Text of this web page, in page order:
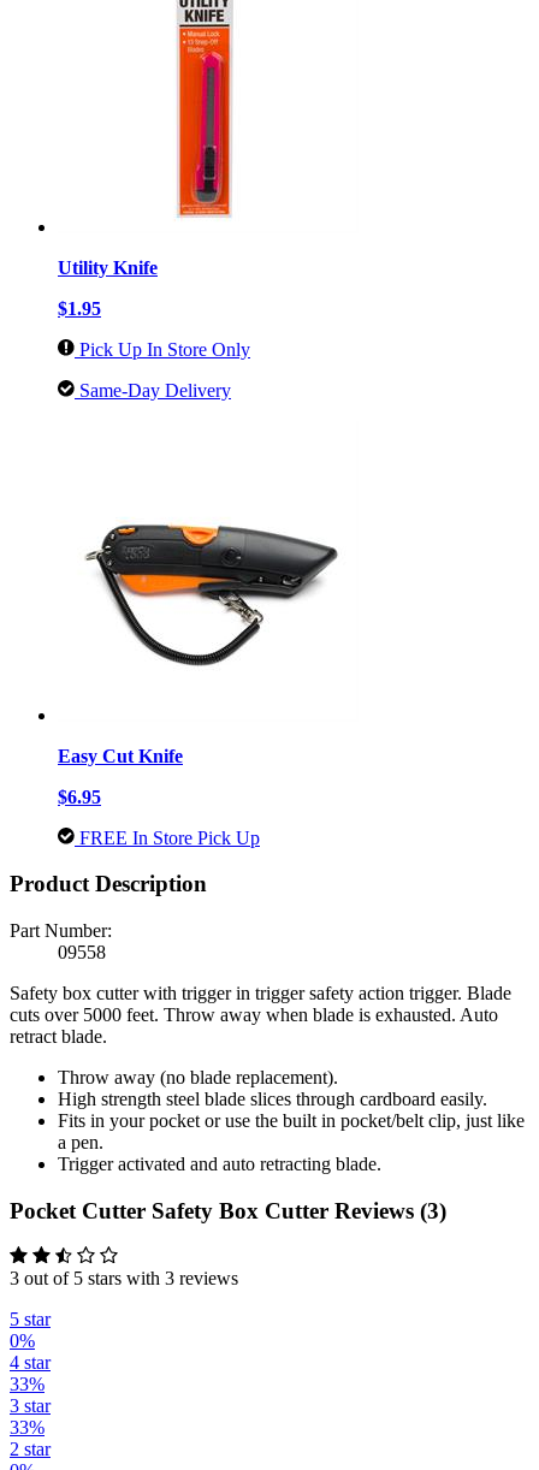
Utility Knife
$1.95
Pick Up In Store Only
Same-Day Delivery
Easy Cut Knife
$6.95
FREE In Store Pick Up
Product Description
Part Number:
09558
Safety box cutter with trigger in trigger safety action trigger. Blade
cuts over 5000 feet. Throw away when blade is exhausted. Auto
retract blade.
Throw away (no blade replacement).
High strength steel blade slices through cardboard easily.
Fits in your pocket or use the built in pocket/belt clip, just like
a pen.
Trigger activated and auto retracting blade.
Pocket Cutter Safety Box Cutter Reviews (3)
3 out of 5 stars with 3 reviews
5 star
0%
4 star
33%
3 star
33%
2 star